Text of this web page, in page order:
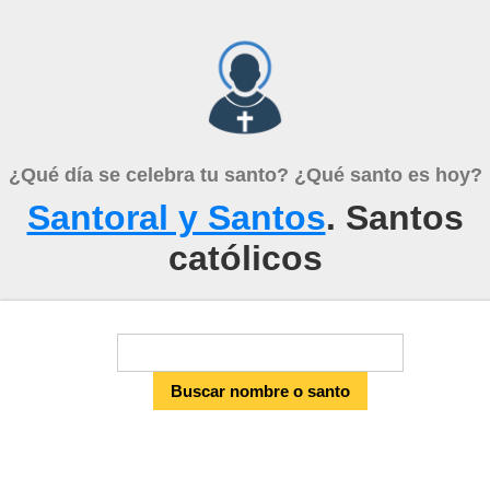
¿Qué día se celebra tu santo? ¿Qué santo es hoy?
Santoral y Santos. Santos
católicos